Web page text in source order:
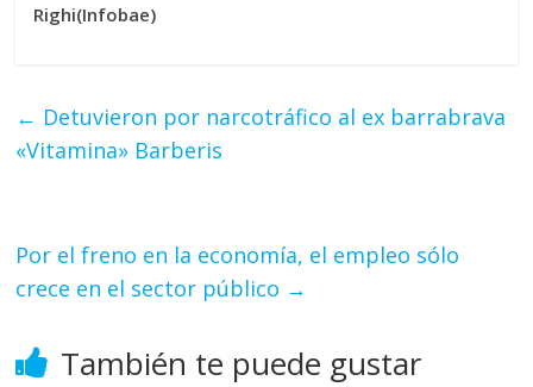
Righi(Infobae)
← Detuvieron por narcotráfico al ex barrabrava
«Vitamina» Barberis
Por el freno en la economía, el empleo sólo
crece en el sector público →
También te puede gustar